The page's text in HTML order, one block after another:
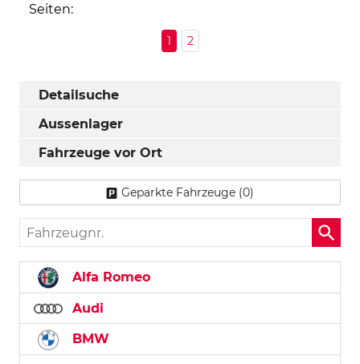
Seiten:
1 2
Detailsuche
Aussenlager
Fahrzeuge vor Ort
Geparkte Fahrzeuge (0)
Fahrzeugnr.
Alfa Romeo
Audi
BMW